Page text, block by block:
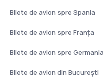
Bilete de avion spre Spania
Bilete de avion spre Franţa
Bilete de avion spre Germania
Bilete de avion din București